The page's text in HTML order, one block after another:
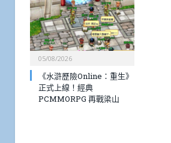
05/08/2026
《水滸歷險Online：重生》
正式上線！經典
PCMMORPG 再戰梁山